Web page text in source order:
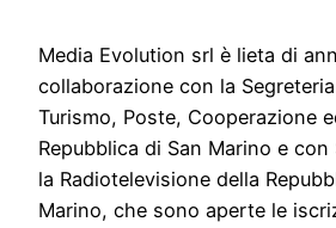
Media Evolution srl è lieta di
collaborazione con la
Turismo, Poste, Cooperazione
Repubblica di San Marino e con
la Radiotelevisione della
Marino, che sono aperte le